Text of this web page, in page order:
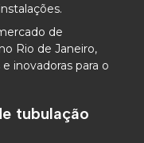
de
Rio de Janeiro,
inovadoras para o
tubulação